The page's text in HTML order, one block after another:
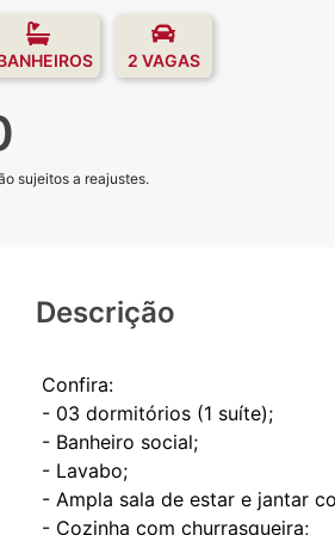
2 VAGAS
sujeitos a reajustes.
Descrição
Confira:
- 03 dormitórios (1 suíte);
- Banheiro social;
- Lavabo;
- ⁠Ampla sala de estar e jantar
- Cozinha com churrasqueira;